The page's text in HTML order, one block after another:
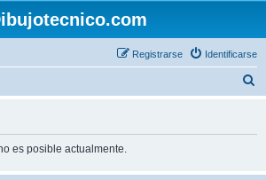
Identificarse
Registrarse
es posible actualmente.